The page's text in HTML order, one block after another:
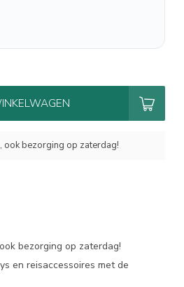
bezorging op zaterdag!
bezorging op zaterdag!
en reisaccessoires met de